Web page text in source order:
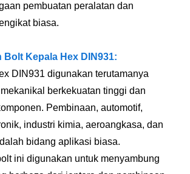
pembuatan peralatan dan
biasa.
Bolt Kepala Hex DIN931:
DIN931 digunakan terutamanya
berkekuatan tinggi dan
Pembinaan, automotif,
industri kimia, aeroangkasa, dan
bidang aplikasi biasa.
ini digunakan untuk menyambung